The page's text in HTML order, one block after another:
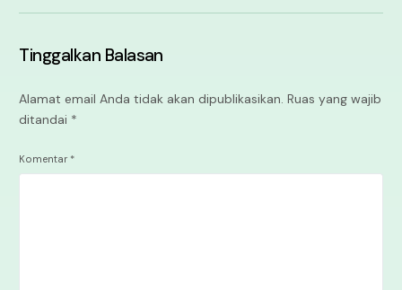
Tinggalkan Balasan
Alamat email Anda tidak akan dipublikasikan. Ruas yang wajib
ditandai *
Komentar *